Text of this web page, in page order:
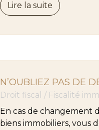
Lire la suite
N’OUBLIEZ PAS DE
Droit fiscal / Fiscalité
En cas de changement
biens immobiliers, vous